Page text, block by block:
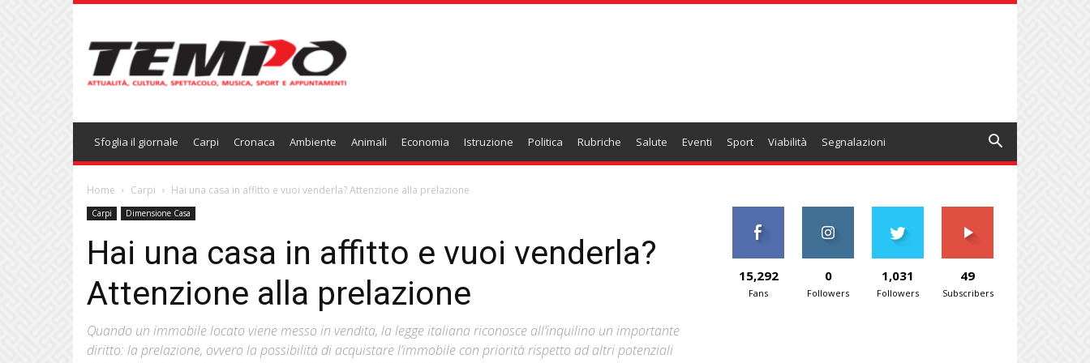
Sfoglia il giornale Carpi Cronaca Ambiente Animali Economia Istruzione Politica Rubriche Salute Eventi Sport Viabilità Segnalazioni
Home Carpi Hai una casa in affitto e vuoi venderla? Attenzione alla prelazione
Carpi Dimensione Casa
Hai una casa in affitto e vuoi venderla?
Attenzione alla prelazione
Quando un immobile locato viene messo in vendita, la legge italiana riconosce all’inquilino un importante
diritto: la prelazione, ovvero la possibilità di acquistare l’immobile con priorità rispetto ad altri potenziali
15,292
Fans
0
Followers
1,031
Followers
49
Subscribers